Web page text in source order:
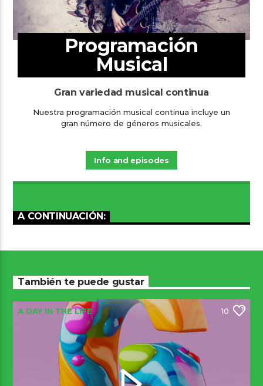
Programación
Musical
Gran variedad musical continua
Nuestra programación musical continua incluye un
gran número de géneros musicales.
Info and episodes
A CONTINUACIÓN:
También te puede gustar
A DAY IN THE LIFE 10